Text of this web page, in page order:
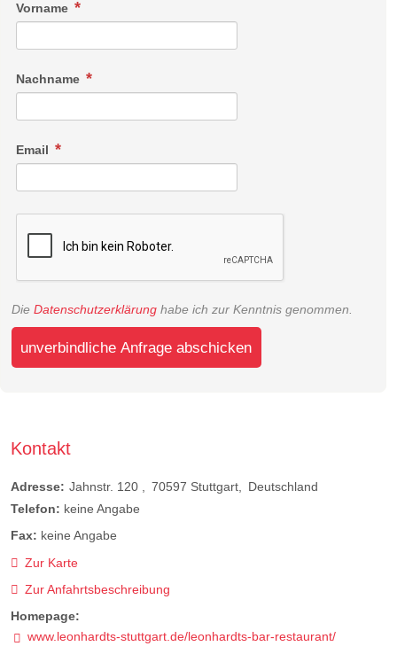
Vorname
Nachname
Email
Die Datenschutzerklärung habe ich zur Kenntnis genommen.
unverbindliche Anfrage abschicken
Kontakt
Adresse: Jahnstr. 120 70597 Stuttgart
Deutschland
Telefon: keine Angabe
Fax: keine Angabe
Zur Karte
Zur Anfahrtsbeschreibung
Homepage:
www.leonhardts-stuttgart.de/leonhardts-bar-restaurant/